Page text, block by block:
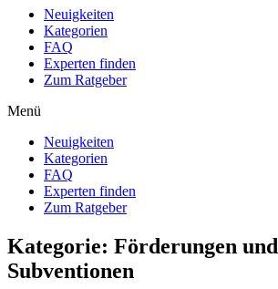
Neuigkeiten
Kategorien
FAQ
Experten finden
Zum Ratgeber
Menü
Neuigkeiten
Kategorien
FAQ
Experten finden
Zum Ratgeber
Kategorie: Förderungen und
Subventionen